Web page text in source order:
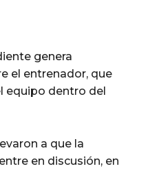
genera
el entrenador, que
equipo dentro del
a que la
en discusión, en